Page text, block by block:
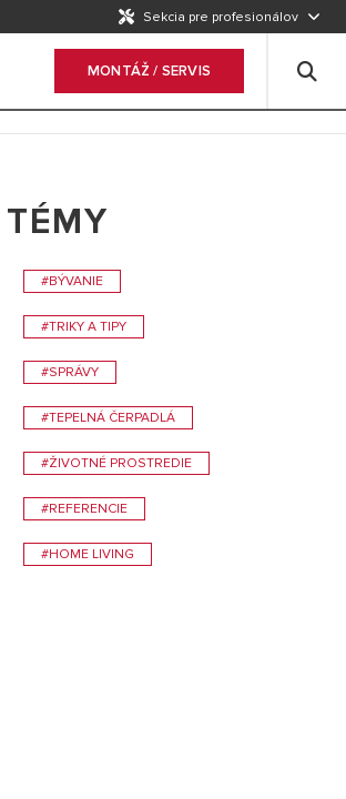
Sekcia pre profesionálov
NÁVŠTEVA
MONTÁŽ / SERVIS
TÉMY
#BÝVANIE
#TRIKY A TIPY
#SPRÁVY
#TEPELNÁ ČERPADLÁ
#ŽIVOTNÉ PROSTREDIE
#REFERENCIE
#HOME LIVING